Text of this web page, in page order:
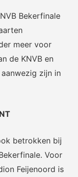
Bekerfinale
meer voor
de KNVB en
zijn in
betrokken bij
Voor
Feijenoord is